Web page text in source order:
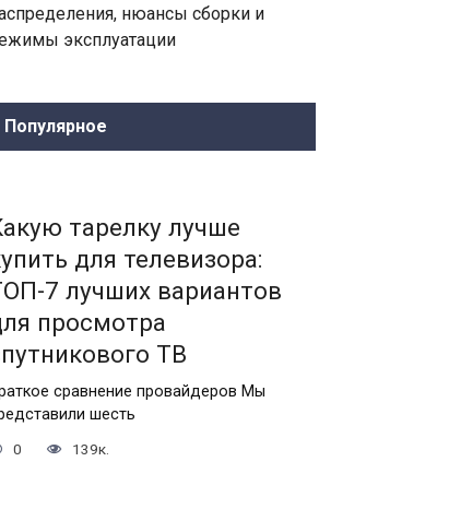
нюансы сборки и
эксплуатации
Популярное
тарелку лучше
для телевизора:
7 лучших вариантов
просмотра
ТВ
сравнение провайдеров Мы
шесть
0 139к.